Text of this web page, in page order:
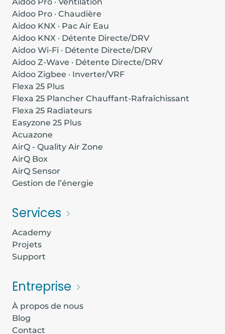
Aidoo Pro · Chaudière
Aidoo KNX · Pac Air Eau
Aidoo KNX · Détente Directe/DRV
Aidoo Wi-Fi · Détente Directe/DRV
Aidoo Z-Wave · Détente Directe/DRV
Aidoo Zigbee · Inverter/VRF
Flexa 25 Plus
Flexa 25 Plancher Chauffant-Rafraîchissant
Flexa 25 Radiateurs
Easyzone 25 Plus
Acuazone
AirQ - Quality Air Zone
AirQ Box
AirQ Sensor
Gestion de l’énergie
Services
Academy
Projets
Support
Entreprise
À propos de nous
Blog
Contact